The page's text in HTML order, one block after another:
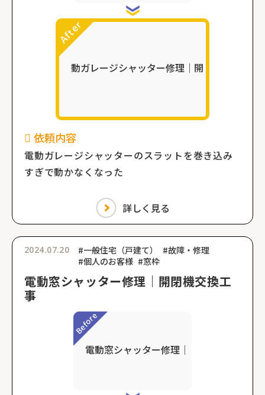
依頼内容
電動ガレージシャッターのスラットを巻き込み
すぎで動かなくなった
詳しく見る
2024.07.20 #一般住宅（戸建て）
#故障・修理
#個人のお客様 #窓枠
電動窓シャッター修理｜開閉機交換工
事